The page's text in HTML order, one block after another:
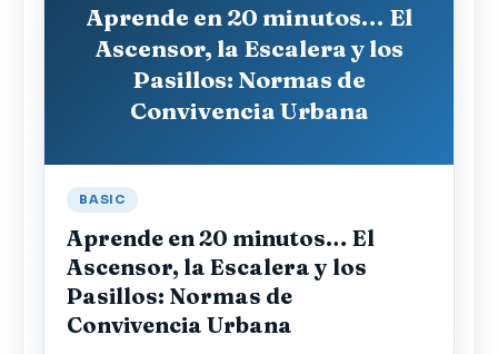
Aprende en 20 minutos… El
Ascensor, la Escalera y los
Pasillos: Normas de
Convivencia Urbana
BASIC
Aprende en 20 minutos… El
Ascensor, la Escalera y los
Pasillos: Normas de
Convivencia Urbana